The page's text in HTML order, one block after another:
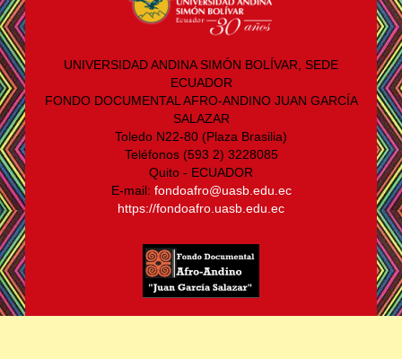
UNIVERSIDAD ANDINA SIMÓN BOLÍVAR, SEDE
ECUADOR
FONDO DOCUMENTAL AFRO-ANDINO JUAN GARCÍA
SALAZAR
Toledo N22-80 (Plaza Brasilia)
Teléfonos (593 2) 3228085
Quito - ECUADOR
E-mail: fondoafro@uasb.edu.ec
https://fondoafro.uasb.edu.ec